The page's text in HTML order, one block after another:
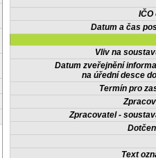
IČO
Datum a čas
Vliv na
Datum zveřejnění
na úřední desce
Termín pro
Zpracovatel -
Text